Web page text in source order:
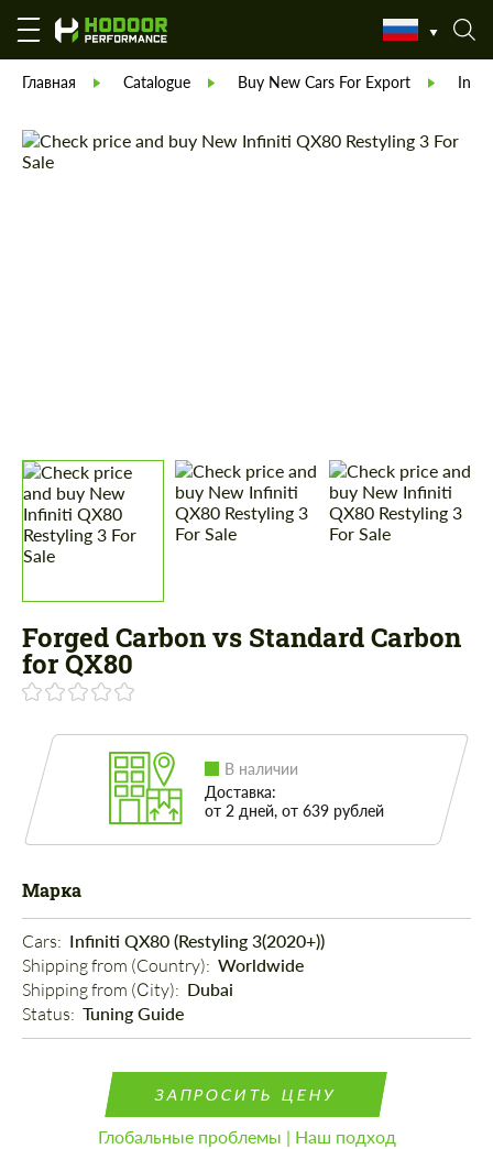
Главная Catalogue Buy New Cars For Export
Forged Carbon vs Standard Carbon
for QX80
В наличии
Доставка:
от 2 дней, от 639 рублей
Марка
Cars: Infiniti QX80 (Restyling 3(2020+))
Shipping from (Country): Worldwide
Shipping from (Сity): Dubai
Status: Tuning Guide
ЗАПРОСИТЬ ЦЕНУ
Глобальные проблемы | Наш подход